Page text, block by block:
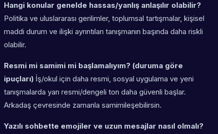
Hangi konular genelde hassas/yanlış anlaşılır olabilir?
Politika ve uluslararası gerilimler, toplumsal tartışmalar, kişisel
maddi durum ve ilişki ayrıntıları tanışmanın başında daha riskli
olabilir.
Resmi mi samimi mi başlamalıyım? (duruma göre
ipuçları) İş/okul için daha resmi, sosyal uygulama ve yeni
tanışmalarda yarı resmi/dengeli ton daha güvenli başlar.
Arkadaş çevresinde zamanla samimileşebilirsin.
Yazılı sohbette emojiler ve uzun mesajlar nasıl olmalı?